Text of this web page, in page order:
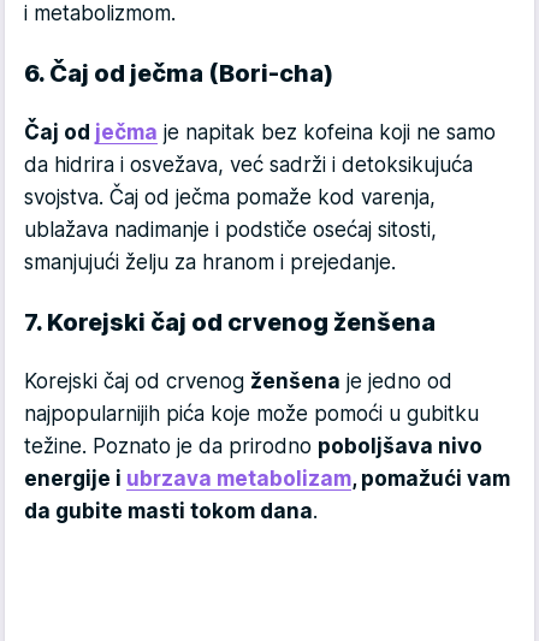
i metabolizmom.
6. Čaj od ječma (Bori-cha)
Čaj od ječma je napitak bez kofeina koji ne samo
da hidrira i osvežava, već sadrži i detoksikujuća
svojstva. Čaj od ječma pomaže kod varenja,
ublažava nadimanje i podstiče osećaj sitosti,
smanjujući želju za hranom i prejedanje.
7. Korejski čaj od crvenog ženšena
Korejski čaj od crvenog ženšena je jedno od
najpopularnijih pića koje može pomoći u gubitku
težine. Poznato je da prirodno poboljšava nivo
energije i ubrzava metabolizam, pomažući vam
da gubite masti tokom dana.